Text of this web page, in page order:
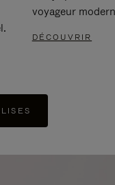
voyageur
DÉCOUVRIR